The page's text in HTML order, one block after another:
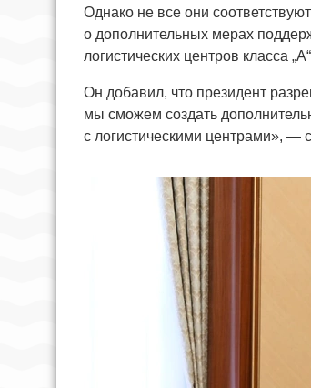
Однако не все они
о дополнительных мерах
логистических центров класса
Он добавил, что президент
мы сможем создать
с логистическими центрами», —